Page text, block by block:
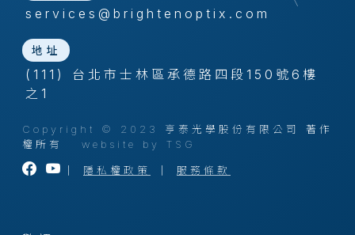
services@brightenoptix.com
地址
(111) 台北市士林區承德路四段150號6樓
之1
Copyright © 2023 亨泰光學股份有限公司 著作
權所有 website by TSG
隱私權政策 服務條款